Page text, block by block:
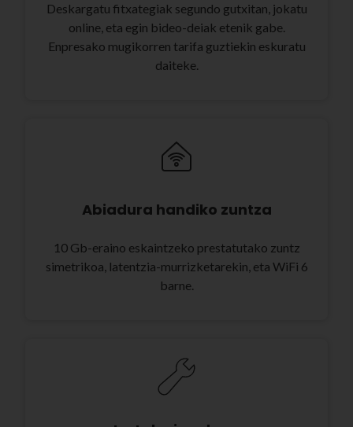
Deskargatu fitxategiak segundo gutxitan, jokatu
online, eta egin bideo-deiak etenik gabe.
Enpresako mugikorren tarifa guztiekin eskuratu
daiteke.
Abiadura handiko zuntza
10 Gb-eraino eskaintzeko prestatutako zuntz
simetrikoa, latentzia-murrizketarekin, eta WiFi 6
barne.